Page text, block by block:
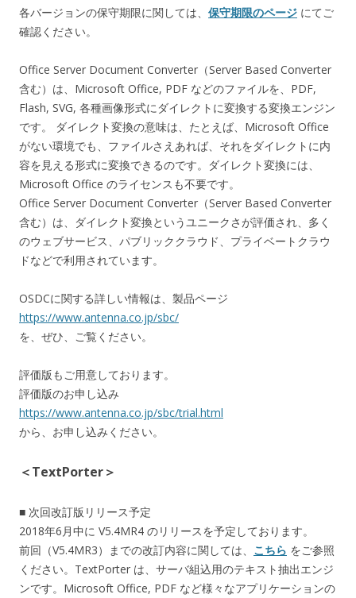
各バージョンの保守期限に関しては、 保守期限のページ にてご
確認ください。
Office Server Document Converter（Server Based Converter
含む）は、Microsoft Office, PDF などのファイルを、PDF,
Flash, SVG, 各種画像形式にダイレクトに変換する変換エンジン
です。 ダイレクト変換の意味は、たとえば、Microsoft Office
がない環境でも、ファイルさえあれば、それをダイレクトに内
容を見える形式に変換できるのです。ダイレクト変換には、
Microsoft Office のライセンスも不要です。
Office Server Document Converter（Server Based Converter
含む）は、ダイレクト変換というユニークさが評価され、多く
のウェブサービス、パブリッククラウド、プライベートクラウ
ドなどで利用されています。
OSDCに関する詳しい情報は、製品ページ
https://www.antenna.co.jp/sbc/
を、ぜひ、ご覧ください。
評価版もご用意しております。
評価版のお申し込み
https://www.antenna.co.jp/sbc/trial.html
から、お申し込みください。
＜TextPorter＞
■ 次回改訂版リリース予定
2018年6月中に V5.4MR4 のリリースを予定しております。
前回（V5.4MR3）までの改訂内容に関しては、 こちら をご参照
ください。TextPorter は、サーバ組込用のテキスト抽出エンジ
ンです。Microsoft Office, PDF など様々なアプリケーションの